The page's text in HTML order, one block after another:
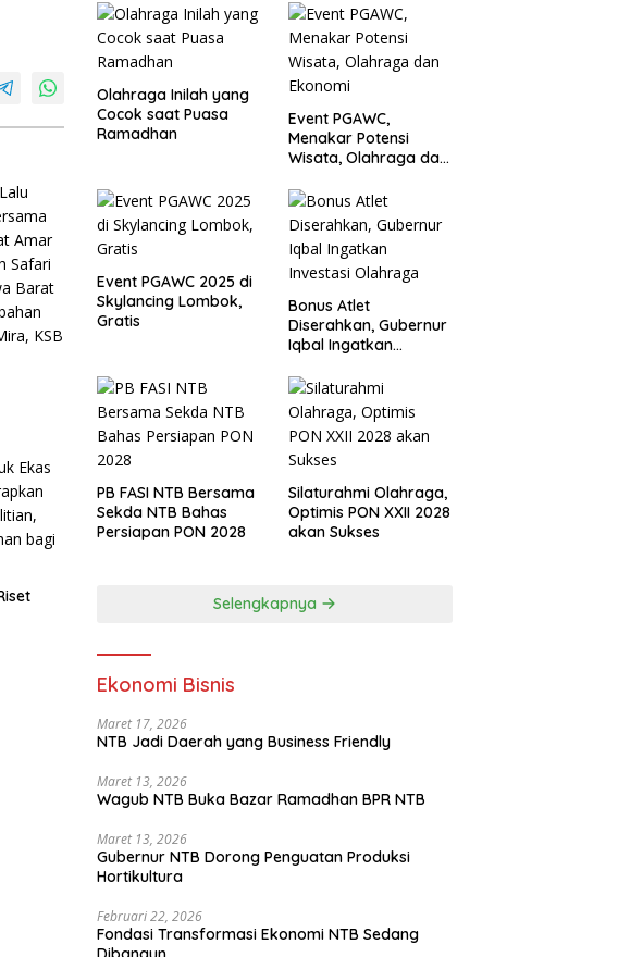
Olahraga Inilah yang
Cocok saat Puasa
Ramadhan
Event PGAWC,
Menakar Potensi
Wisata, Olahraga dan
Event PGAWC 2025 di
Skylancing Lombok,
Gratis
Bonus Atlet
Diserahkan, Gubernur
Iqbal Ingatkan
PB FASI NTB Bersama
Sekda NTB Bahas
Persiapan PON 2028
Silaturahmi Olahraga,
Optimis PON XXII 2028
akan Sukses
Selengkapnya
Ekonomi Bisnis
Maret 17, 2026
NTB Jadi Daerah yang Business Friendly
Maret 13, 2026
Wagub NTB Buka Bazar Ramadhan BPR NTB
Maret 13, 2026
Gubernur NTB Dorong Penguatan Produksi
Hortikultura
Februari 22, 2026
Fondasi Transformasi Ekonomi NTB Sedang